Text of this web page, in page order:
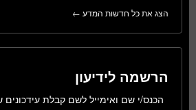
הצג את כל חדשות המדע ←
הרשמה לידיעון
הכנס/י שם ואימייל לשם קבלת